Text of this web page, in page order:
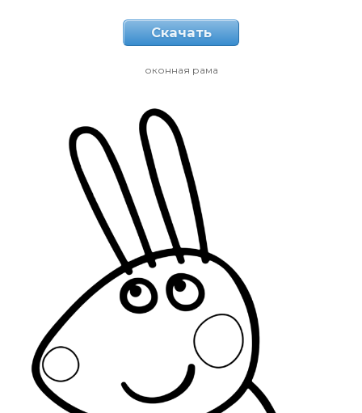
Скачать
оконная рама